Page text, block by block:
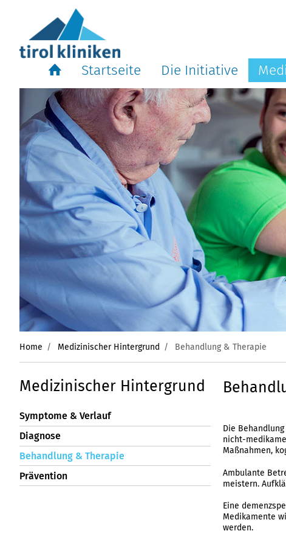
Startseite Die Initiative
Home Medizinischer Hintergrund Behandlung & Therapie
Medizinischer Hintergrund
Symptome & Verlauf
Diagnose
Behandlung & Therapie
Prävention
Die
nicht-
Maßnahmen,
Ambulante
meistern.
Eine
Medikamente
werden.